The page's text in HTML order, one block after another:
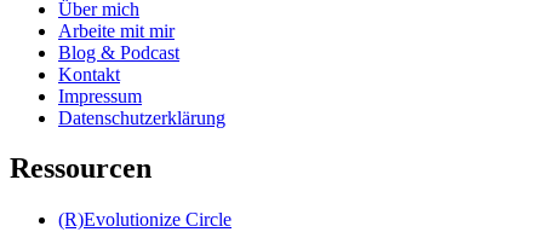
Über mich
Arbeite mit mir
Blog & Podcast
Kontakt
Impressum
Datenschutzerklärung
Ressourcen
(R)Evolutionize Circle